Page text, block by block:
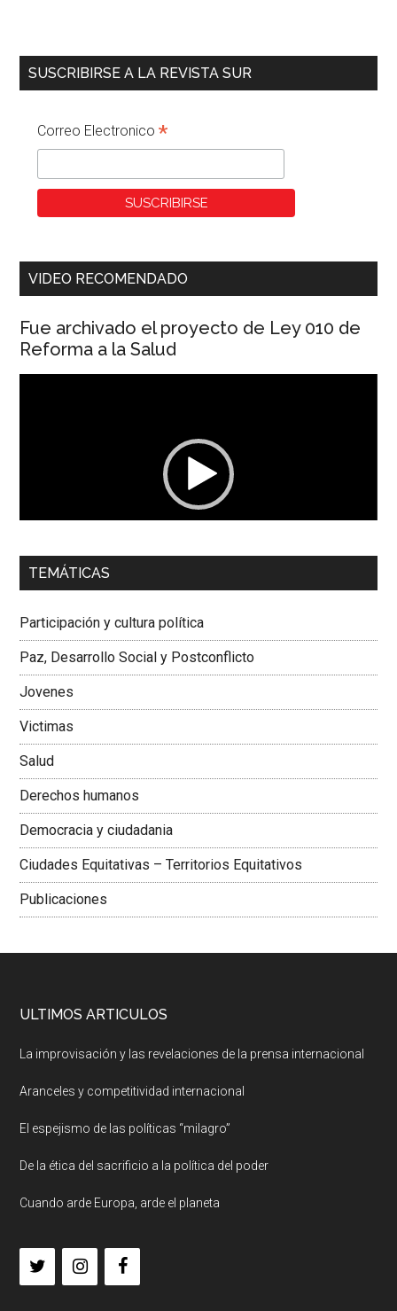
SUSCRIBIRSE A LA REVISTA SUR
Correo Electronico*
VIDEO RECOMENDADO
Fue archivado el proyecto de Ley 010 de
Reforma a la Salud
00:00 01:04
Dra. Carolina Corcho Mejía,Presidenta Corporación
Colombiana
TEMÁTICAS
Participación y cultura política
Paz, Desarrollo Social y Postconflicto
Jovenes
Victimas
Salud
Derechos humanos
Democracia y ciudadania
Ciudades Equitativas – Territorios Equitativos
Publicaciones
ULTIMOS ARTICULOS
La improvisación y las revelaciones de la prensa internacional
Aranceles y competitividad internacional
El espejismo de las políticas “milagro”
De la ética del sacrificio a la política del poder
Cuando arde Europa, arde el planeta